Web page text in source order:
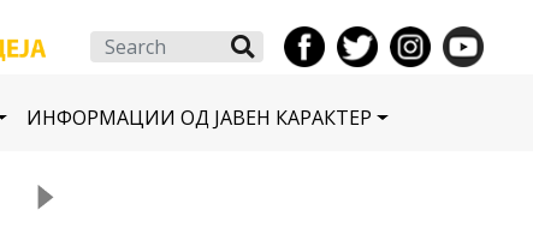
Search
ИНФОРМАЦИИ ОД ЈАВЕН КАРАКТЕР